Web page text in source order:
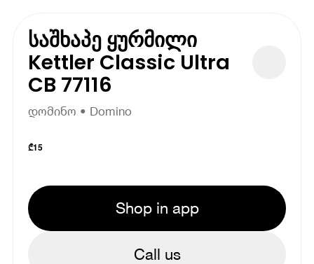
საშხაპე ყურმილი
Kettler Classic Ultra
CB 77116
დომინო • Domino
₾15
Shop in app
Call us